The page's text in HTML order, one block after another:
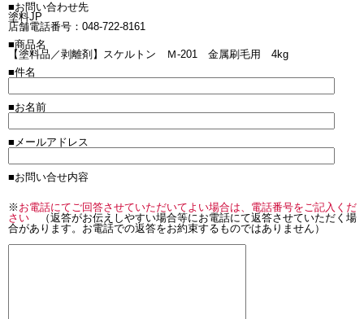
■お問い合わせ先
塗料JP
店舗電話番号：048-722-8161
■商品名
【塗料品／剥離剤】スケルトン Ｍ-201 金属刷毛用 4kg
■件名
■お名前
■メールアドレス
■お問い合せ内容
※ お電話にてご回答させていただいてよい場合は、電話番号をご記入くだ
さい （返答がお伝えしやすい場合等にお電話にて返答させていただく場
合があります。お電話での返答をお約束するものではありません）